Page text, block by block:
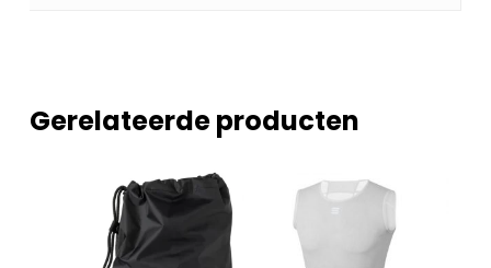
Gerelateerde producten